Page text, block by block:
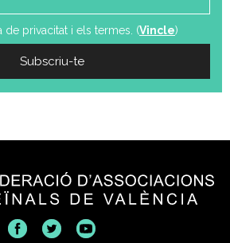
privacitat i els termes. (Vincle)